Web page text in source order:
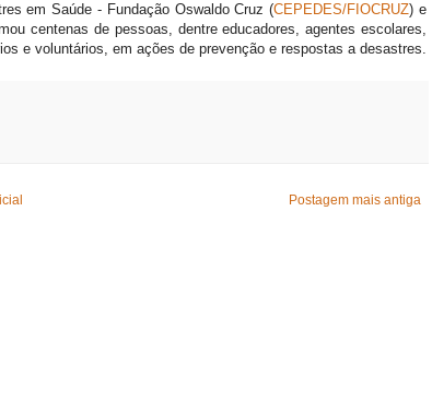
em Saúde - Fundação Oswaldo Cruz (CEPEDES/FIOCRUZ) e
centenas de pessoas, dentre educadores, agentes escolares,
e voluntários, em ações de prevenção e respostas a desastres.
Postagem mais antiga